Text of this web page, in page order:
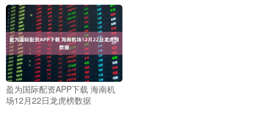
盈为国际配资APP下载 海南机
场12月22日龙虎榜数据